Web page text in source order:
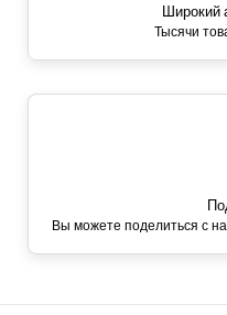
Широкий
Тысячи
Вы можете поделиться с